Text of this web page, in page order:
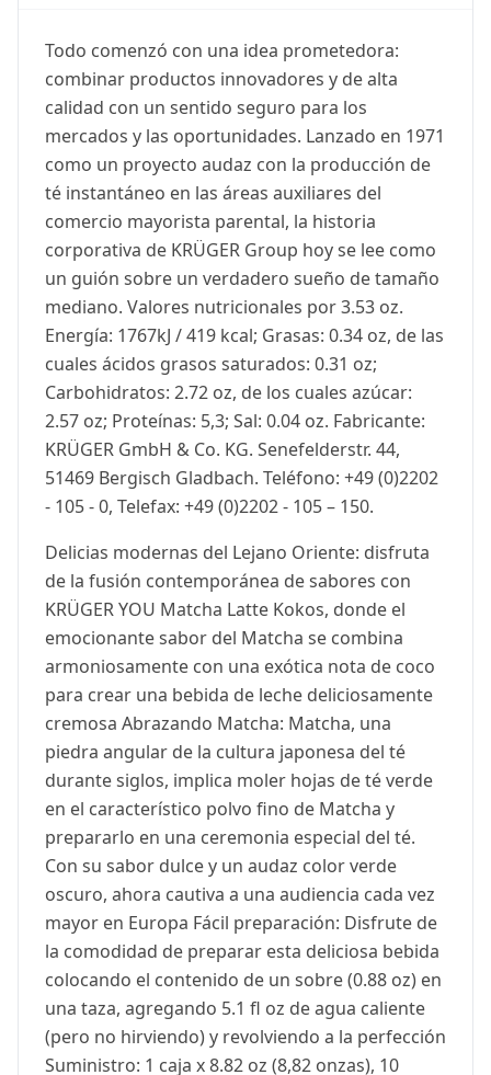
Todo comenzó con una idea prometedora:
combinar productos innovadores y de alta
calidad con un sentido seguro para los
mercados y las oportunidades. Lanzado en 1971
como un proyecto audaz con la producción de
té instantáneo en las áreas auxiliares del
comercio mayorista parental, la historia
corporativa de KRÜGER Group hoy se lee como
un guión sobre un verdadero sueño de tamaño
mediano. Valores nutricionales por 3.53 oz.
Energía: 1767kJ / 419 kcal; Grasas: 0.34 oz, de las
cuales ácidos grasos saturados: 0.31 oz;
Carbohidratos: 2.72 oz, de los cuales azúcar:
2.57 oz; Proteínas: 5,3; Sal: 0.04 oz. Fabricante:
KRÜGER GmbH & Co. KG. Senefelderstr. 44,
51469 Bergisch Gladbach. Teléfono: +49 (0)2202
- 105 - 0, Telefax: +49 (0)2202 - 105 – 150.
Delicias modernas del Lejano Oriente: disfruta
de la fusión contemporánea de sabores con
KRÜGER YOU Matcha Latte Kokos, donde el
emocionante sabor del Matcha se combina
armoniosamente con una exótica nota de coco
para crear una bebida de leche deliciosamente
cremosa Abrazando Matcha: Matcha, una
piedra angular de la cultura japonesa del té
durante siglos, implica moler hojas de té verde
en el característico polvo fino de Matcha y
prepararlo en una ceremonia especial del té.
Con su sabor dulce y un audaz color verde
oscuro, ahora cautiva a una audiencia cada vez
mayor en Europa Fácil preparación: Disfrute de
la comodidad de preparar esta deliciosa bebida
colocando el contenido de un sobre (0.88 oz) en
una taza, agregando 5.1 fl oz de agua caliente
(pero no hirviendo) y revolviendo a la perfección
Suministro: 1 caja x 8.82 oz (8,82 onzas), 10